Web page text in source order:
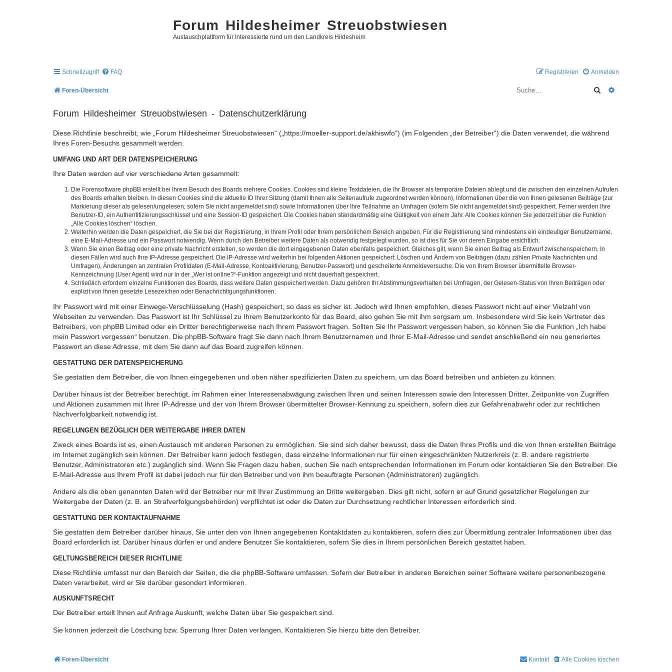
Forum Hildesheimer Streuobstwiesen
Austauschplattform für Interessierte rund um den Landkreis Hildesheim
Schnellzugriff FAQ Anmelden
Registrieren
Foren-Übersicht Suche
Forum Hildesheimer Streuobstwiesen - Datenschutzerklärung
Diese Richtlinie beschreibt, wie „Forum Hildesheimer Streuobstwiesen“ („https://moeller-support.de/akhiswfo“) (im Folgenden „der Betreiber“) die Daten verwendet, die während
Ihres Foren-Besuchs gesammelt werden.
UMFANG UND ART DER DATENSPEICHERUNG
Ihre Daten werden auf vier verschiedene Arten gesammelt:
Die Forensoftware phpBB erstellt bei Ihrem Besuch des Boards mehrere Cookies. Cookies sind kleine Textdateien, die Ihr Browser als temporäre Dateien ablegt und die zwischen den einzelnen Aufrufen
des Boards erhalten bleiben. In diesen Cookies sind die aktuelle ID Ihrer Sitzung (damit Ihnen alle Seitenaufrufe zugeordnet werden können), Informationen über die von Ihnen gelesenen Beiträge (zur
Markierung dieser als gelesen/ungelesen; sofern Sie nicht angemeldet sind) sowie Informationen über Ihre Teilnahme an Umfragen (sofern Sie nicht angemeldet sind) gespeichert. Ferner werden Ihre
Benutzer-ID, ein Authentifizierungsschlüssel und eine Session-ID gespeichert. Die Cookies haben standardmäßig eine Gültigkeit von einem Jahr. Alle Cookies können Sie jederzeit über die Funktion
„Alle Cookies löschen“ löschen.
Weiterhin werden die Daten gespeichert, die Sie bei der Registrierung, in Ihrem Profil oder Ihrem persönlichem Bereich angeben. Für die Registrierung sind mindestens ein eindeutiger Benutzername,
eine E-Mail-Adresse und ein Passwort notwendig. Wenn durch den Betreiber weitere Daten als notwendig festgelegt wurden, so ist dies für Sie vor deren Eingabe ersichtlich.
Wenn Sie einen Beitrag oder eine private Nachricht erstellen, so werden die dort eingegebenen Daten ebenfalls gespeichert. Gleiches gilt, wenn Sie einen Beitrag als Entwurf zwischenspeichern. In
diesen Fällen wird auch Ihre IP-Adresse gespeichert. Die IP-Adresse wird weiterhin bei folgenden Aktionen gespeichert: Löschen und Ändern von Beiträgen (dazu zählen Private Nachrichten und
Umfragen), Änderungen an zentralen Profildaten (E-Mail-Adresse, Kontoaktivierung, Benutzer-Passwort) und gescheiterte Anmeldeversuche. Die von Ihrem Browser übermittelte Browser-
Kennzeichnung (User Agent) wird nur in der „Wer ist online?“-Funktion angezeigt und nicht dauerhaft gespeichert.
Schließlich erfordern einzelne Funktionen des Boards, dass weitere Daten gespeichert werden. Dazu gehören Ihr Abstimmungsverhalten bei Umfragen, der Gelesen-Status von Ihren Beiträgen oder
explizit von Ihnen gesetzte Lesezeichen oder Benachrichtigungsfunktionen.
Ihr Passwort wird mit einer Einwege-Verschlüsselung (Hash) gespeichert, so dass es sicher ist. Jedoch wird Ihnen empfohlen, dieses Passwort nicht auf einer Vielzahl von
Webseiten zu verwenden. Das Passwort ist Ihr Schlüssel zu Ihrem Benutzerkonto für das Board, also gehen Sie mit ihm sorgsam um. Insbesondere wird Sie kein Vertreter des
Betreibers, von phpBB Limited oder ein Dritter berechtigterweise nach Ihrem Passwort fragen. Sollten Sie Ihr Passwort vergessen haben, so können Sie die Funktion „Ich habe
mein Passwort vergessen“ benutzen. Die phpBB-Software fragt Sie dann nach Ihrem Benutzernamen und Ihrer E-Mail-Adresse und sendet anschließend ein neu generiertes
Passwort an diese Adresse, mit dem Sie dann auf das Board zugreifen können.
GESTATTUNG DER DATENSPEICHERUNG
Sie gestatten dem Betreiber, die von Ihnen eingegebenen und oben näher spezifizierten Daten zu speichern, um das Board betreiben und anbieten zu können.
Darüber hinaus ist der Betreiber berechtigt, im Rahmen einer Interessenabwägung zwischen Ihren und seinen Interessen sowie den Interessen Dritter, Zeitpunkte von Zugriffen
und Aktionen zusammen mit Ihrer IP-Adresse und der von Ihrem Browser übermittelter Browser-Kennung zu speichern, sofern dies zur Gefahrenabwehr oder zur rechtlichen
Nachverfolgbarkeit notwendig ist.
REGELUNGEN BEZÜGLICH DER WEITERGABE IHRER DATEN
Zweck eines Boards ist es, einen Austausch mit anderen Personen zu ermöglichen. Sie sind sich daher bewusst, dass die Daten Ihres Profils und die von Ihnen erstellten Beiträge
im Internet zugänglich sein können. Der Betreiber kann jedoch festlegen, dass einzelne Informationen nur für einen eingeschränkten Nutzerkreis (z. B. andere registrierte
Benutzer, Administratoren etc.) zugänglich sind. Wenn Sie Fragen dazu haben, suchen Sie nach entsprechenden Informationen im Forum oder kontaktieren Sie den Betreiber. Die
E-Mail-Adresse aus Ihrem Profil ist dabei jedoch nur für den Betreiber und von ihm beauftragte Personen (Administratoren) zugänglich.
Andere als die oben genannten Daten wird der Betreiber nur mit Ihrer Zustimmung an Dritte weitergeben. Dies gilt nicht, sofern er auf Grund gesetzlicher Regelungen zur
Weitergabe der Daten (z. B. an Strafverfolgungsbehörden) verpflichtet ist oder die Daten zur Durchsetzung rechtlicher Interessen erforderlich sind.
GESTATTUNG DER KONTAKTAUFNAHME
Sie gestatten dem Betreiber darüber hinaus, Sie unter den von Ihnen angegebenen Kontaktdaten zu kontaktieren, sofern dies zur Übermittlung zentraler Informationen über das
Board erforderlich ist. Darüber hinaus dürfen er und andere Benutzer Sie kontaktieren, sofern Sie dies in Ihrem persönlichen Bereich gestattet haben.
GELTUNGSBEREICH DIESER RICHTLINIE
Diese Richtlinie umfasst nur den Bereich der Seiten, die die phpBB-Software umfassen. Sofern der Betreiber in anderen Bereichen seiner Software weitere personenbezogene
Daten verarbeitet, wird er Sie darüber gesondert informieren.
AUSKUNFTSRECHT
Der Betreiber erteilt Ihnen auf Anfrage Auskunft, welche Daten über Sie gespeichert sind.
Sie können jederzeit die Löschung bzw. Sperrung Ihrer Daten verlangen. Kontaktieren Sie hierzu bitte den Betreiber.
Foren-Übersicht Alle Cookies löschen
Kontakt